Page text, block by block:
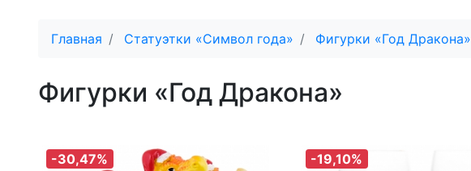
Главная Статуэтки «Символ года» Фигурки «Год Дракона»
Фигурки «Год Дракона»
-30,47% -19,10%